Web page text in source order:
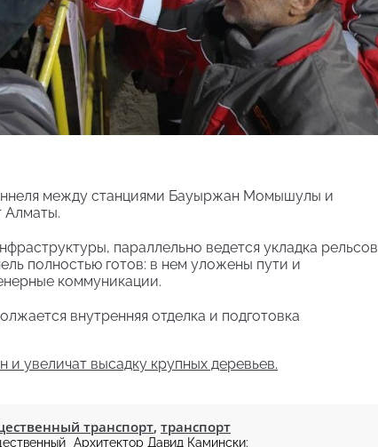
между станциями Бауыржан Момышулы и
Алматы.
параллельно ведется укладка рельсов
полностью готов: в нем уложены пути и
коммуникации.
внутренняя отделка и подготовка
увеличат высадку крупных деревьев.
транспорт, транспорт
Архитектор Давид Камински: